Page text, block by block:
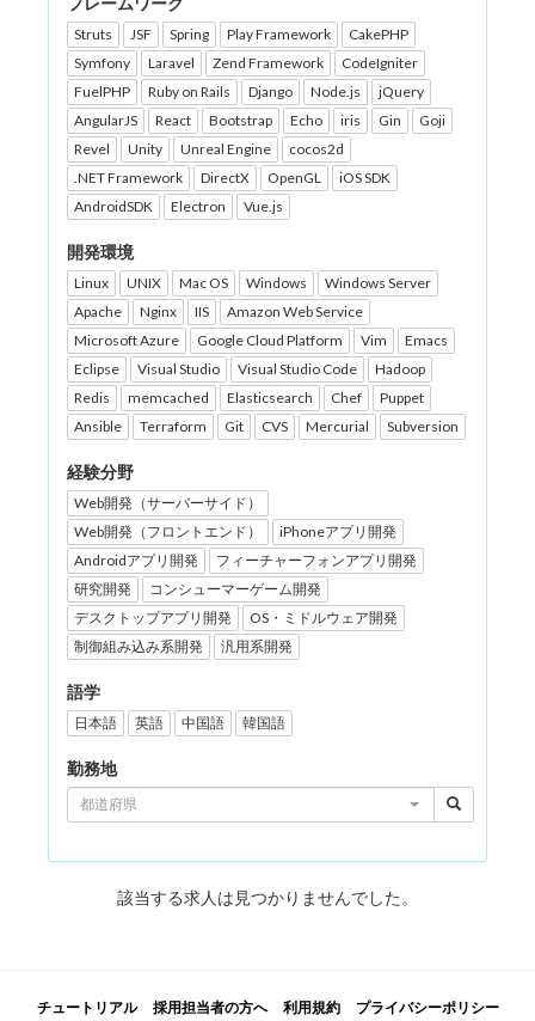
Struts JSF Spring Play Framework
CakePHP
Symfony
Laravel Zend Framework
CodeIgniter
FuelPHP
Ruby on Rails Django Node.js
jQuery
AngularJS
React Bootstrap Echo iris Gin
Goji
Revel
Unity Unreal Engine
cocos2d
.NET Framework
DirectX OpenGL
iOS SDK
AndroidSDK
Electron Vue.js
開発環境
Linux UNIX Mac OS Windows
Windows Server
Apache
Nginx IIS
Amazon Web Service
Microsoft Azure
Google Cloud Platform Vim
Emacs
Eclipse
Visual Studio Visual Studio Code
Hadoop
Redis
memcached Elasticsearch Chef
Puppet
Ansible
Terraform Git CVS Mercurial Subversion
経験分野
Web開発（サーバーサイド）
Web開発（フロントエンド）
iPhoneアプリ開発
Androidアプリ開発
フィーチャーフォンアプリ開発
研究開発
コンシューマーゲーム開発
デスクトップアプリ開発
OS・ミドルウェア開発
制御組み込み系開発
汎用系開発
語学
日本語 英語 中国語 韓国語
勤務地
都道府県
該当する求人は見つかりませんでした。
チュートリアル 採用担当者の方へ 利用規約 プライバシーポリシー